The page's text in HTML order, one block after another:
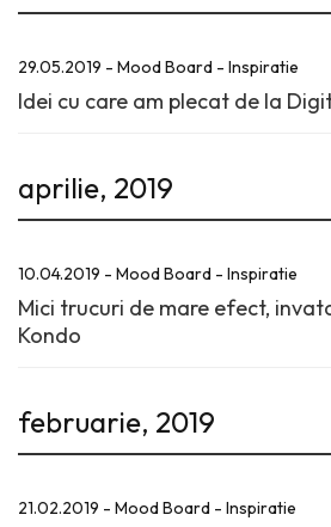
29.05.2019 - Mood Board - Inspiratie
Idei cu care am plecat de la
aprilie, 2019
10.04.2019 - Mood Board - Inspiratie
Mici trucuri de mare efect,
Kondo
februarie, 2019
21.02.2019 - Mood Board - Inspiratie